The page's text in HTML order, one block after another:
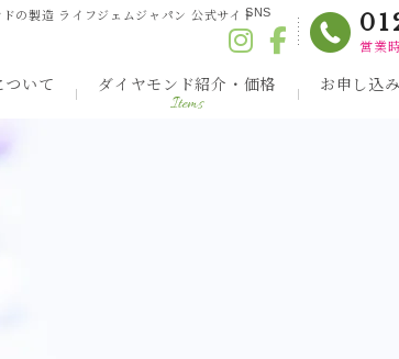
の製造 ライフジェムジャパン 公式サイトSNS
営業
ついて ダイヤモンド紹介・価格
Items
お申し込